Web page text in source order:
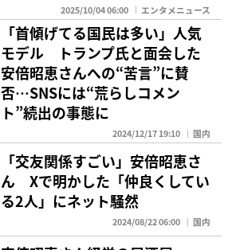
2025/10/04 06:00 エンタメニュース
「首傾げてる国民は多い」人気
モデル トランプ氏と面会した
安倍昭恵さんへの“苦言”に賛
否…SNSには“荒らしコメン
ト”続出の事態に
2024/12/17 19:10 国内
「交友関係すごい」安倍昭恵さ
ん Xで明かした「仲良くしてい
る2人」にネット騒然
2024/08/22 06:00 国内